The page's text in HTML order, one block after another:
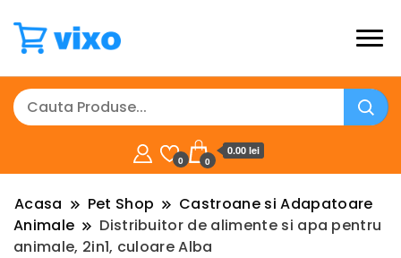
0 0
0.00 lei
Acasa Pet Shop
Castroane si Adapatoare
Animale
Distribuitor de alimente si apa pentru
animale, 2in1, culoare Alba